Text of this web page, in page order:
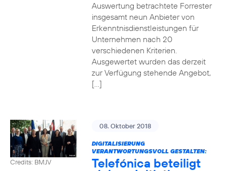
Auswertung betrachtete Forrester
insgesamt neun Anbieter von
Erkenntnisdienstleistungen für
Unternehmen nach 20
verschiedenen Kriterien.
Ausgewertet wurden das derzeit
zur Verfügung stehende Angebot,
[…]
Credits: BMJV
08. Oktober 2018
DIGITALISIERUNG
VERANTWORTUNGSVOLL GESTALTEN:
Telefónica beteiligt